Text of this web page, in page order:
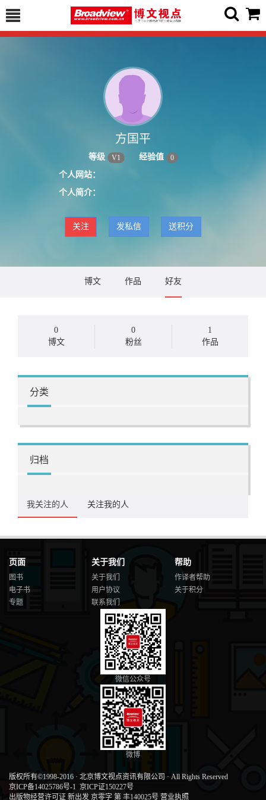
方国平
等级 V1 经验值 0
个人网站：
个人简介：
关注 发私信 送积分
博文 作品 好友
0
博文
0
粉丝
1
作品
分类
归档
我关注的人 关注我的人
页面
图书
电子书
专题
关于我们
关于我们
用户协议
联系我们
帮助
作译者帮助
关于积分
微信公众号
微博
版权所有©1998-2016 · 北京博文视点资讯有限公司 · All Rights Reserved
京ICP备14025786号-1 京ICP证150227号
出版物经营许可证 新出发 京零字 第 丰140025号 营业执照